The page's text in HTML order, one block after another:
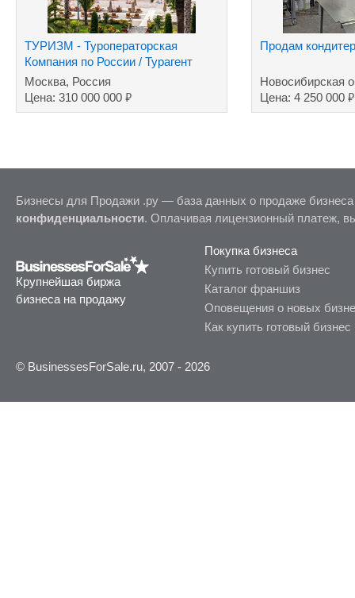
ТУРИЗМ - Туроператорская
Компания по России / Турагент
туров за рубеж
Москва, Россия
Цена: 310 000 000 ₽
Продам
Новосибирская
Цена: 4 250 000₽
Бизнесы для Продажи .ру — база данных о продаже
конфиденциальности. Оплачивая лицензионный платеж,
Крупнейшая биржа
бизнеса на продажу
Покупка бизнеса
Купить готовый бизнес
Каталог франшиз
Оповещения о новых
Как купить готовый бизнес
© BusinessesForSale.ru, 2007 - 2026